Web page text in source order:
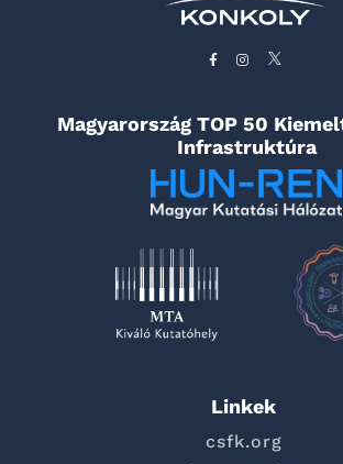
Magyarország TOP 50
Infrastruktúra
Linkek
csfk.org